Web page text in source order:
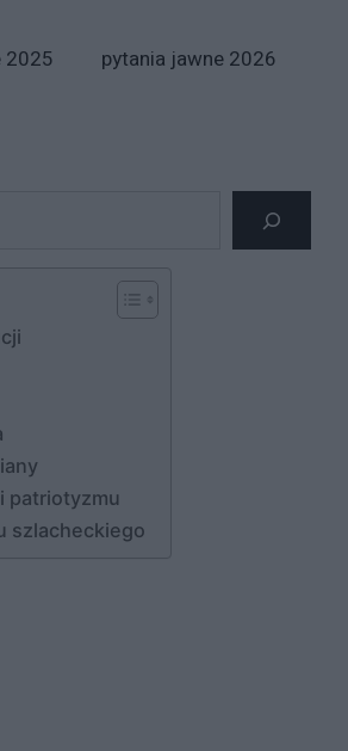
2025 pytania jawne 2026
patriotyzmu
szlacheckiego